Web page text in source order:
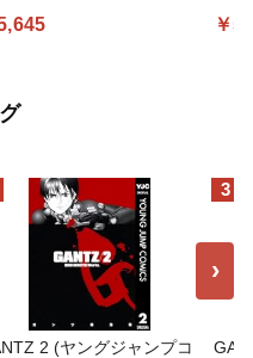
￥
2 (ヤングジャンプコ
3
›